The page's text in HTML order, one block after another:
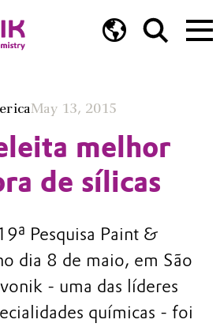
May 13, 2015
melhor
de sílicas
Pesquisa Paint &
dia 8 de maio, em São
- uma das líderes
químicas - foi